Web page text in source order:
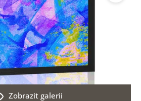
Zobrazit galerii